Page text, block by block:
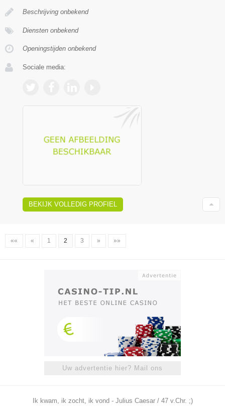
Beschrijving onbekend
Diensten onbekend
Openingstijden onbekend
Sociale media:
BEKIJK VOLLEDIG PROFIEL
«« « 1 2 3 » »»
Uw advertentie hier? Mail ons
Ik kwam, ik zocht, ik vond - Julius Caesar / 47 v.Chr. ;)